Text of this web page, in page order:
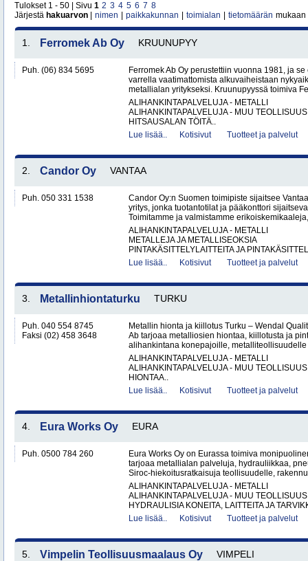
Tulokset 1 - 50 | Sivu 1 2 3 4 5 6 7 8
Järjestä hakuarvon nimen paikkakunnan toimialan tietomäärän mukaan
1. Ferromek Ab Oy KRUUNUPYY
Puh. (06) 834 5695
Ferromek Ab Oy perustettiin vuonna 1981, ja
varrella vaatimattomista alkuvaiheistaan
metallialan yritykseksi. Kruunupyyssä toimiva
ALIHANKINTAPALVELUJA - METALLI
ALIHANKINTAPALVELUJA - MUU TEOLLISUUS
HITSAUSALAN TÖITÄ..
Lue lisää..
Kotisivut Tuotteet ja palvelut
2. Candor Oy VANTAA
Puh. 050 331 1538
Candor Oy:n Suomen toimipiste sijaitsee
yritys, jonka tuotantotilat ja pääkonttori
Toimitamme ja valmistamme
ALIHANKINTAPALVELUJA - METALLI
METALLEJA JA METALLISEOKSIA
PINTAKÄSITTELYLAITTEITA JA
Lue lisää..
Kotisivut Tuotteet ja palvelut
3. Metallinhiontaturku TURKU
Puh. 040 554 8745
Faksi (02) 458 3648
Metallin hionta ja kiillotus Turku – Wendal
Ab tarjoaa metalliosien hiontaa, kiillotusta ja
alihankintana konepajoille, metalliteollisuudelle
ALIHANKINTAPALVELUJA - METALLI
ALIHANKINTAPALVELUJA - MUU TEOLLISUUS
HIONTAA..
Lue lisää..
Kotisivut Tuotteet ja palvelut
4. Eura Works Oy EURA
Puh. 0500 784 260
Eura Works Oy on Eurassa toimiva
tarjoaa metallialan palveluja, hydrauliikkaa,
Siroc-hiekoitusratkaisuja teollisuudelle,
ALIHANKINTAPALVELUJA - METALLI
ALIHANKINTAPALVELUJA - MUU TEOLLISUUS
HYDRAULISIA KONEITA, LAITTEITA JA
Lue lisää..
Kotisivut Tuotteet ja palvelut
5. Vimpelin Teollisuusmaalaus Oy VIMPELI